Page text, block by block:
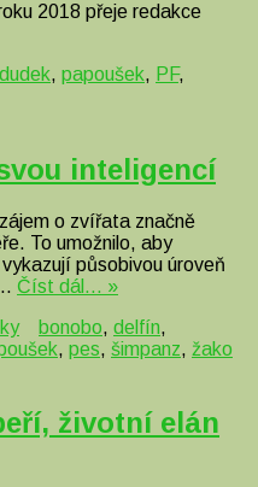
2018 přeje redakce
dudek, papoušek, PF,
inteligencí
o zvířata značně
To umožnilo, aby
působivou úroveň
Číst dál… »
bonobo, delfín,
, pes, šimpanz, žako
životní elán